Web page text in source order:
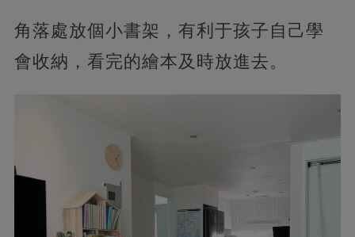
角落處放個小書架，有利于孩子自己學
會收納，看完的繪本及時放進去。